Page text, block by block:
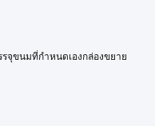
จุขนมที่กําหนดเองกล่องขยาย